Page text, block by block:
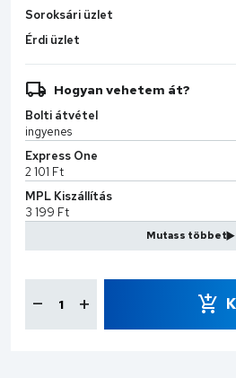
Soroksári üzlet
Érdi üzlet
Hogyan vehetem át?
Bolti átvétel
ingyenes
Express One
2 101 Ft
MPL Kiszállítás
3 199 Ft
7 990 Ft